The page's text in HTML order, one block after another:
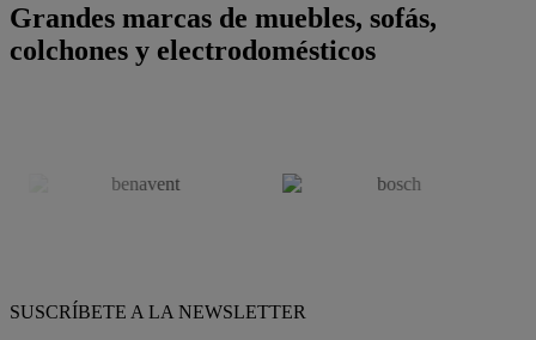
Grandes marcas de muebles, sofás,
colchones y electrodomésticos
SUSCRÍBETE A LA NEWSLETTER